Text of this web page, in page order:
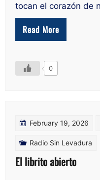
tocan el corazón de
Read More
0
February 19, 2026
Radio Sin Levadura
El librito abierto